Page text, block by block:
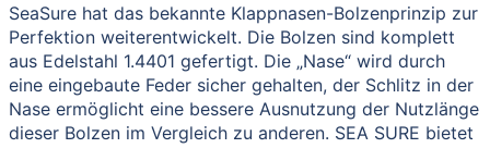
SeaSure hat das bekannte Klappnasen-Bolzenprinzip zur
Perfektion weiterentwickelt. Die Bolzen sind komplett
aus Edelstahl 1.4401 gefertigt. Die „Nase“ wird durch
eine eingebaute Feder sicher gehalten, der Schlitz in der
Nase ermöglicht eine bessere Ausnutzung der Nutzlänge
dieser Bolzen im Vergleich zu anderen. SEA SURE bietet